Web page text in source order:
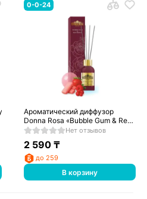
Pure
0-0-24
Ароматический диффузор
Donna Rosa «Bubble Gum & Red
Berry», 65млНет отзывов
2 590 ₸
до 259
В корзину